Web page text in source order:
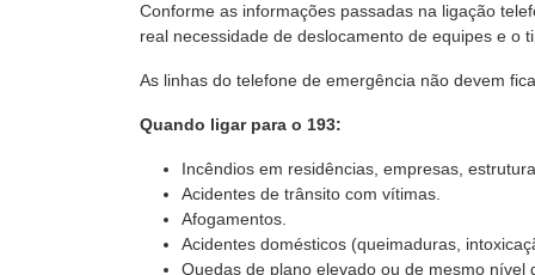
Conforme as informações passadas na ligação
real necessidade de deslocamento de equipes e o
As linhas do telefone de emergência não devem
Quando ligar para o 193:
Incêndios em residências, empresas,
Acidentes de trânsito com vítimas.
Afogamentos.
Acidentes domésticos (queimaduras,
Quedas de plano elevado ou de mesmo nível